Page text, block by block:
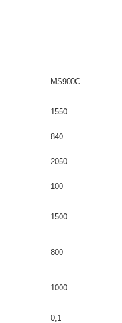
MS900C
1550
840
2050
100
1500
800
1000
0,1